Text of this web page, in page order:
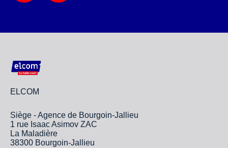
ELCOM
Siège - Agence de Bourgoin-Jallieu
1 rue Isaac Asimov ZAC
La Maladière
38300 Bourgoin-Jallieu